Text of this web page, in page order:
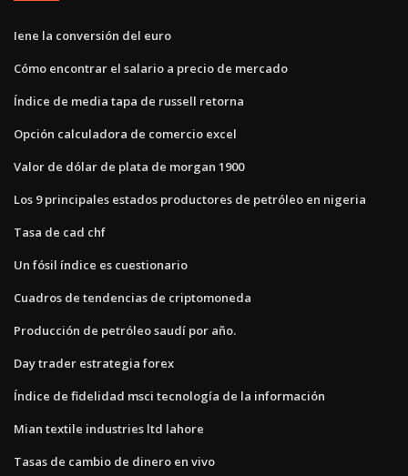
Iene la conversión del euro
Cómo encontrar el salario a precio de mercado
Índice de media tapa de russell retorna
Opción calculadora de comercio excel
Valor de dólar de plata de morgan 1900
Los 9 principales estados productores de petróleo en nigeria
Tasa de cad chf
Un fósil índice es cuestionario
Cuadros de tendencias de criptomoneda
Producción de petróleo saudí por año.
Day trader estrategia forex
Índice de fidelidad msci tecnología de la información
Mian textile industries ltd lahore
Tasas de cambio de dinero en vivo